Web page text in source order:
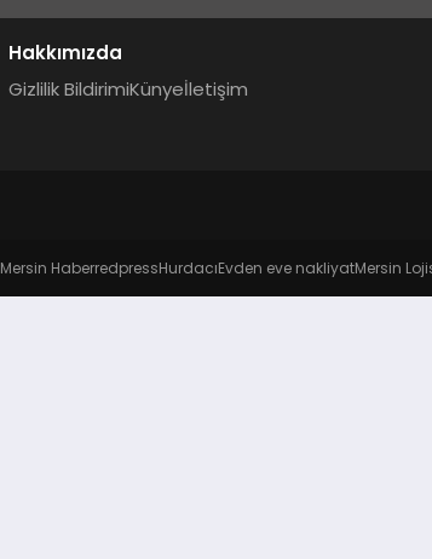
Hakkımızda
Gizlilik BildirimiKünyeİletişim
Mersin HaberredpressHurdacıEvden eve nakliyatMersin